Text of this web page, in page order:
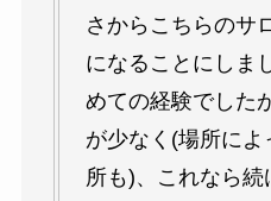
さからこちらのサ
になることにしま
めての経験でした
が少なく(場所に
所も)、これなら